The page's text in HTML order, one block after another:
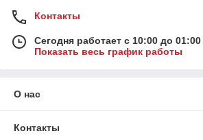
Контакты
Сегодня работает с 10:00 до 01:00
Показать весь график работы
О нас
Контакты